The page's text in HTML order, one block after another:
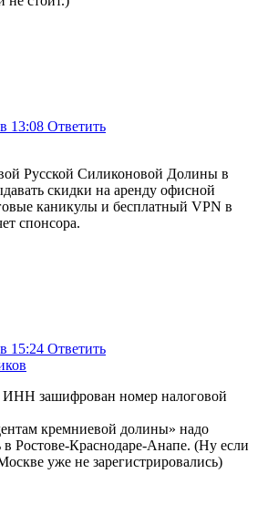
13:08 Ответить
Русской Силиконовой Долины в
скидки на аренду офисной
каникулы и бесплатный VPN в
спонсора.
15:24 Ответить
зашифрован номер налоговой
кремниевой долины» надо
в Ростове-Краснодаре-Анапе. (Ну если
уже не зарегистрировались)